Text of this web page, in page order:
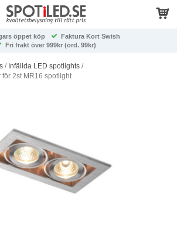
öppet köp
Faktura Kort Swish
Fri frakt över 999kr (ord. 99kr)
/ Infällda LED spotlights /
för 2st MR16 spotlight